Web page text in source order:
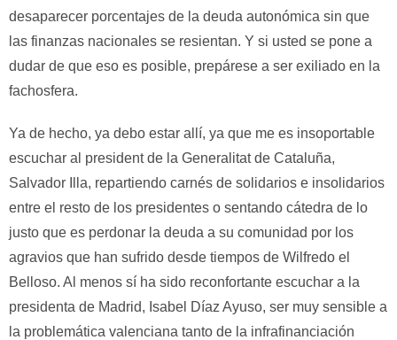
desaparecer porcentajes de la deuda autonómica sin que
las finanzas nacionales se resientan. Y si usted se pone a
dudar de que eso es posible, prepárese a ser exiliado en la
fachosfera.
Ya de hecho, ya debo estar allí, ya que me es insoportable
escuchar al president de la Generalitat de Cataluña,
Salvador Illa, repartiendo carnés de solidarios e insolidarios
entre el resto de los presidentes o sentando cátedra de lo
justo que es perdonar la deuda a su comunidad por los
agravios que han sufrido desde tiempos de Wilfredo el
Belloso. Al menos sí ha sido reconfortante escuchar a la
presidenta de Madrid, Isabel Díaz Ayuso, ser muy sensible a
la problemática valenciana tanto de la infrafinanciación